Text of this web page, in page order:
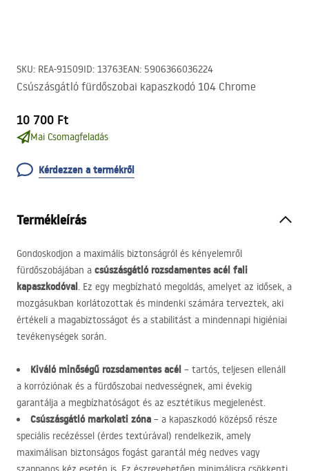
SKU: REA-91509ID: 13763EAN: 5906366036224
Csúszásgátló fürdőszobai kapaszkodó 104 Chrome
10 700 Ft
Mai Csomagfeladás
Kérdezzen a termékről
Termékleírás
Gondoskodjon a maximális biztonságról és kényelemről
fürdőszobájában a csúszásgátló rozsdamentes acél fali
kapaszkodóval. Ez egy megbízható megoldás, amelyet az idősek, a
mozgásukban korlátozottak és mindenki számára terveztek, aki
értékeli a magabiztosságot és a stabilitást a mindennapi higiéniai
tevékenységek során.
Kiváló minőségű rozsdamentes acél – tartós, teljesen ellenáll
a korróziónak és a fürdőszobai nedvességnek, ami évekig
garantálja a megbízhatóságot és az esztétikus megjelenést.
Csúszásgátló markolati zóna – a kapaszkodó középső része
speciális recézéssel (érdes textúrával) rendelkezik, amely
maximálisan biztonságos fogást garantál még nedves vagy